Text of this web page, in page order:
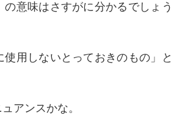
の意味はさすがに分かるでしょ
使用しないとっておきのもの」
アンスかな。